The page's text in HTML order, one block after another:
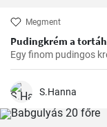
Megment
Pudingkrém a
Egy finom pudingos
S.Hanna